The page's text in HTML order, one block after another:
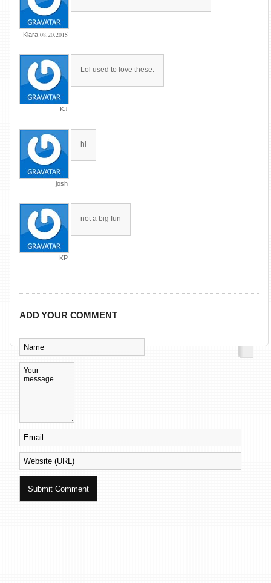
Kiara 08.20.2015
KJ
Lol used to love these.
josh
hi
KP
not a big fun
ADD YOUR COMMENT